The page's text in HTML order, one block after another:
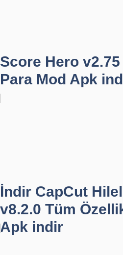
Score Hero v2.75
Para Mod Apk
İndir CapCut
v8.2.0 Tüm
Apk indir